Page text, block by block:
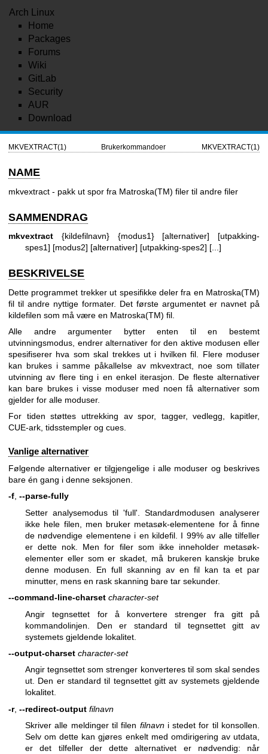
Arch Linux
Home
Packages
Forums
Wiki
GitLab
Security
AUR
Download
MKVEXTRACT(1) Brukerkommandoer MKVEXTRACT(1)
NAME
mkvextract - pakk ut spor fra Matroska(TM) filer til andre filer
SAMMENDRAG
mkvextract {kildefilnavn} {modus1} [alternativer] [utpakking-
spes1] [modus2] [alternativer] [utpakking-spes2] [...]
BESKRIVELSE
Dette programmet trekker ut spesifikke deler fra en Matroska(TM)
fil til andre nyttige formater. Det første argumentet er navnet på
kildefilen som må være en Matroska(TM) fil.
Alle andre argumenter bytter enten til en bestemt
utvinningsmodus, endrer alternativer for den aktive modusen eller
spesifiserer hva som skal trekkes ut i hvilken fil. Flere moduser
kan brukes i samme påkallelse av mkvextract, noe som tillater
utvinning av flere ting i en enkel iterasjon. De fleste alternativer
kan bare brukes i visse moduser med noen få alternativer som
gjelder for alle moduser.
For tiden støttes uttrekking av spor, tagger, vedlegg, kapitler,
CUE-ark, tidsstempler og cues.
Vanlige alternativer
Følgende alternativer er tilgjengelige i alle moduser og beskrives
bare én gang i denne seksjonen.
-f, --parse-fully
Setter analysemodus til 'full'. Standardmodusen analyserer
ikke hele filen, men bruker metasøk-elementene for å finne
de nødvendige elementene i en kildefil. I 99% av alle tilfeller
er dette nok. Men for filer som ikke inneholder metasøk-
elementer eller som er skadet, må brukeren kanskje bruke
denne modusen. En full skanning av en fil kan ta et par
minutter, mens en rask skanning bare tar sekunder.
--command-line-charset character-set
Angir tegnsettet for å konvertere strenger fra gitt på
kommandolinjen. Den er standard til tegnsettet gitt av
systemets gjeldende lokalitet.
--output-charset character-set
Angir tegnsettet som strenger konverteres til som skal sendes
ut. Den er standard til tegnsettet gitt av systemets gjeldende
lokalitet.
-r, --redirect-output filnavn
Skriver alle meldinger til filen filnavni stedet for til konsollen.
Selv om dette kan gjøres enkelt med omdirigering av utdata,
er det tilfeller der dette alternativet er nødvendig: når